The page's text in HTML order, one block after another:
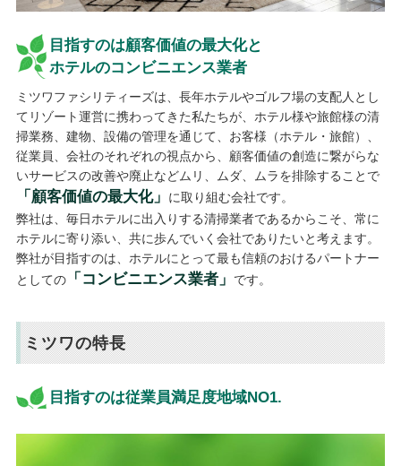
目指すのは顧客価値の最大化と
ホテルのコンビニエンス業者
ミツワファシリティーズは、長年ホテルやゴルフ場の支配人とし
てリゾート運営に携わってきた私たちが、ホテル様や旅館様の清
掃業務、建物、設備の管理を通じて、お客様（ホテル・旅館）、
従業員、会社のそれぞれの視点から、顧客価値の創造に繋がらな
いサービスの改善や廃止などムリ、ムダ、ムラを排除することで
「顧客価値の最大化」
に取り組む会社です。
弊社は、毎日ホテルに出入りする清掃業者であるからこそ、常に
ホテルに寄り添い、共に歩んでいく会社でありたいと考えます。
弊社が目指すのは、ホテルにとって最も信頼のおけるパートナー
としての「コンビニエンス業者」 です。
ミツワの特長
目指すのは従業員満足度地域NO1.